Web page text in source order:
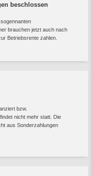
beschlossen
brauchen jetzt auch nach
Betriebsrente zahlen.
bzw.
nicht mehr statt. Die
aus Sonderzahlungen